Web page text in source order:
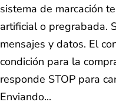
sistema de marcación
artificial o pregrabada.
mensajes y datos. El
condición para la
responde STOP para
Enviando...